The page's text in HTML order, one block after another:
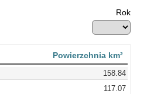
Rok
Powierzchnia km²
158.84
117.07